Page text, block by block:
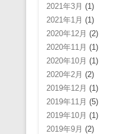
2021年3月 (1)
2021年1月 (1)
2020年12月 (2)
2020年11月 (1)
2020年10月 (1)
2020年2月 (2)
2019年12月 (1)
2019年11月 (5)
2019年10月 (1)
2019年9月 (2)